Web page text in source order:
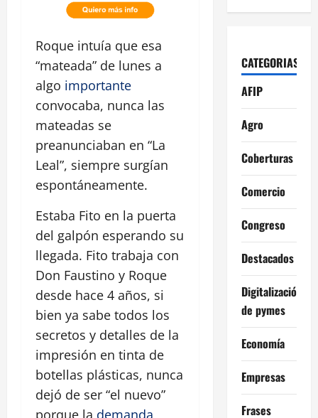
Roque intuía que esa
“mateada” de lunes a
algo importante
convocaba, nunca las
mateadas se
preanunciaban en “La
Leal”, siempre surgían
espontáneamente.
Estaba Fito en la puerta
del galpón esperando su
llegada. Fito trabaja con
Don Faustino y Roque
desde hace 4 años, si
bien ya sabe todos los
secretos y detalles de la
impresión en tinta de
botellas plásticas, nunca
dejó de ser “el nuevo”
porque la demanda
CATEGORIAS
AFIP
Agro
Coberturas
Comercio
Congreso
Destacados
Digitalización
de pymes
Economía
Empresas
Frases